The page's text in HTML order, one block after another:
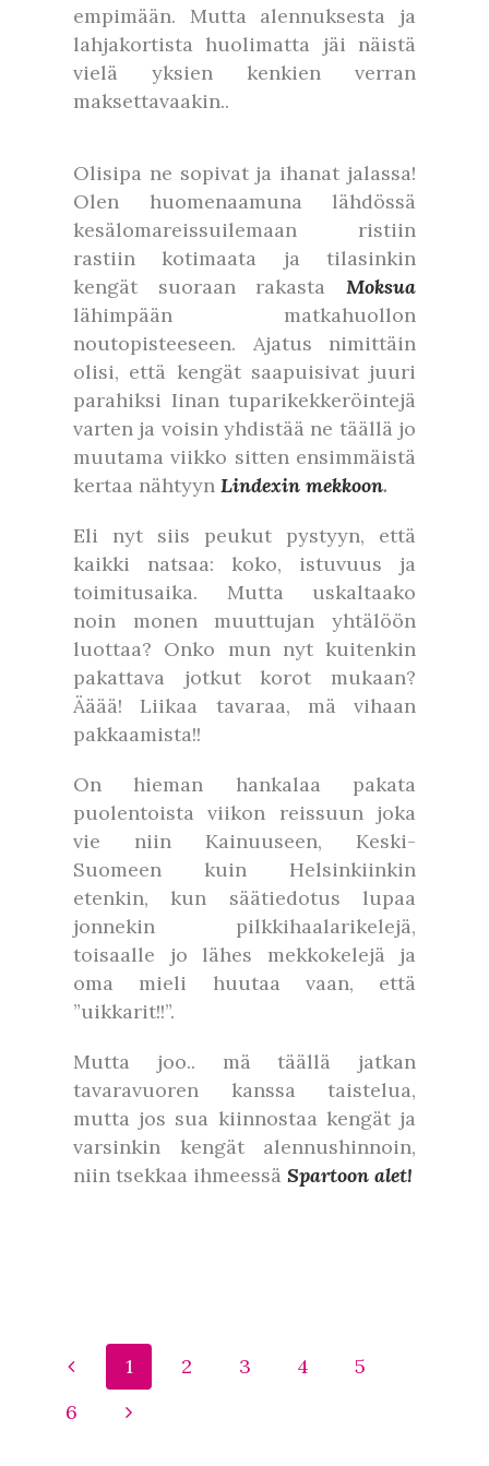
empimään. Mutta alennuksesta ja
lahjakortista huolimatta jäi näistä
vielä yksien kenkien verran
maksettavaakin..
Olisipa ne sopivat ja ihanat jalassa!
Olen huomenaamuna lähdössä
kesälomareissuilemaan ristiin
rastiin kotimaata ja tilasinkin
kengät suoraan rakasta Moksua
lähimpään matkahuollon
noutopisteeseen. Ajatus nimittäin
olisi, että kengät saapuisivat juuri
parahiksi Iinan tuparikekkeröintejä
varten ja voisin yhdistää ne täällä jo
muutama viikko sitten ensimmäistä
kertaa nähtyyn Lindexin mekkoon.
Eli nyt siis peukut pystyyn, että
kaikki natsaa: koko, istuvuus ja
toimitusaika. Mutta uskaltaako
noin monen muuttujan yhtälöön
luottaa? Onko mun nyt kuitenkin
pakattava jotkut korot mukaan?
Ääää! Liikaa tavaraa, mä vihaan
pakkaamista!!
On hieman hankalaa pakata
puolentoista viikon reissuun joka
vie niin Kainuuseen, Keski-
Suomeen kuin Helsinkiinkin
etenkin, kun säätiedotus lupaa
jonnekin pilkkihaalarikelejä,
toisaalle jo lähes mekkokelejä ja
oma mieli huutaa vaan, että
”uikkarit!!”.
Mutta joo.. mä täällä jatkan
tavaravuoren kanssa taistelua,
mutta jos sua kiinnostaa kengät ja
varsinkin kengät alennushinnoin,
niin tsekkaa ihmeessä Spartoon alet!
1 2 3 4
5
6